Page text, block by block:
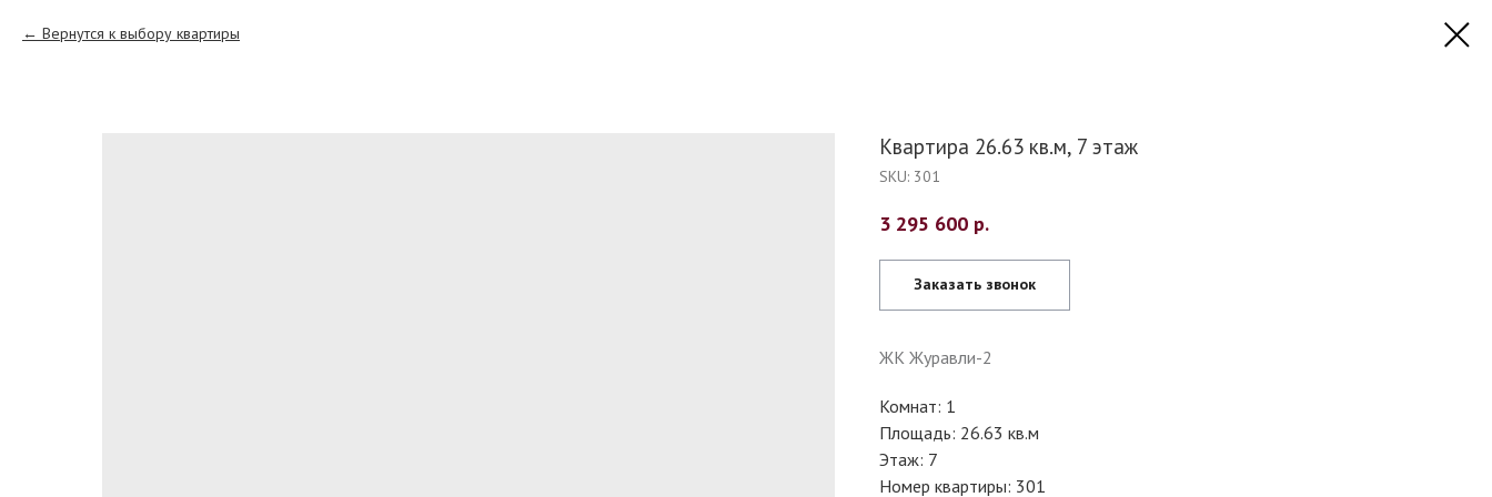
Вернутся к выбору квартиры
Квартира 26.63 кв.м, 7 этаж
SKU: 301
3 295 600 р.
Заказать звонок
ЖК Журавли-2
Комнат: 1
Площадь: 26.63 кв.м
Этаж: 7
Номер квартиры: 301